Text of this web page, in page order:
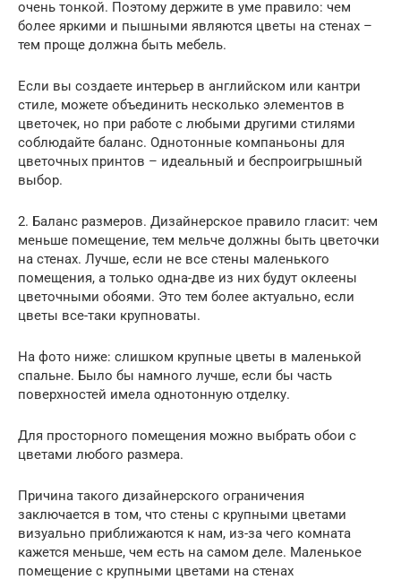
очень тонкой. Поэтому держите в уме правило: чем
более яркими и пышными являются цветы на стенах –
тем проще должна быть мебель.
Если вы создаете интерьер в английском или кантри
стиле, можете объединить несколько элементов в
цветочек, но при работе с любыми другими стилями
соблюдайте баланс. Однотонные компаньоны для
цветочных принтов – идеальный и беспроигрышный
выбор.
2. Баланс размеров. Дизайнерское правило гласит: чем
меньше помещение, тем мельче должны быть цветочки
на стенах. Лучше, если не все стены маленького
помещения, а только одна-две из них будут оклеены
цветочными обоями. Это тем более актуально, если
цветы все-таки крупноваты.
На фото ниже: слишком крупные цветы в маленькой
спальне. Было бы намного лучше, если бы часть
поверхностей имела однотонную отделку.
Для просторного помещения можно выбрать обои с
цветами любого размера.
Причина такого дизайнерского ограничения
заключается в том, что стены с крупными цветами
визуально приближаются к нам, из-за чего комната
кажется меньше, чем есть на самом деле. Маленькое
помещение с крупными цветами на стенах